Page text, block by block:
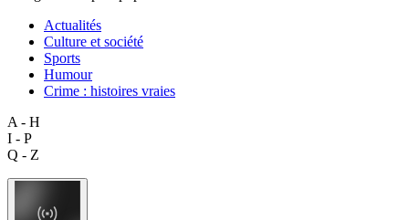
Actualités
Culture et société
Sports
Humour
Crime : histoires vraies
A - H
I - P
Q - Z